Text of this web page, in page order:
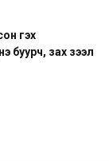
гэх
буурч, зах зээл